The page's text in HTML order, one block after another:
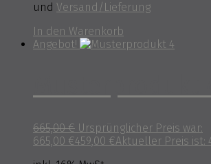
und Versand/Lieferung
In den Warenkorb
Angebot!
665,00€ Ursprünglicher Preis war:
665,00 €459,00 €Aktueller Preis ist: